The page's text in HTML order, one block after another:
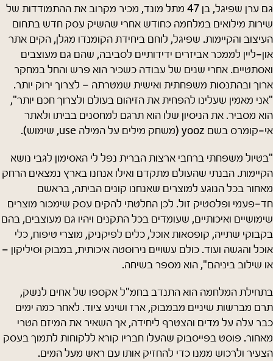
גם ערן שפיגל, בן 47 מתל מונד, מכיר מקרוב את ההתמודדות של
שירות מילואים במלחמה כחודש אחרי שהשיק עסק חדש בתחום
העיצוב והקיימות. שפיגל, לוחם ביחידת הקומנדו מגלן, הקים אתר
און-ליין לממכר אביזרים ידידותיים לסביבה, שהם גם מעוצבים
ואסתטיים. אחרי שנים של עבודה כשכיר הוא פרש והחל במחקר
ארוך ובהתנסות משפחתית ואישית שמטרתה – לצרוך ירוק יותר.
"אני מאמין שעלינו להפחית את הזיהום בעולם ולצרוך חכם יותר",
הוא מסביר. את הניסיון שלו הוא תרגם למחסנים בביתו ולאתר
אי-קומרס בשם yooz (משחק מילים על המילה use, שימוש).
"בטיול משפחתי ברחבי ארצות הברית נפל לי האסימון לגבי נושא
הקיימות. הבנתי שהעולם מתקדם ואילו אנחנו בארץ נמצאים הרחק
מאחור בכל הנוגע למוצרים שאנחנו קונים הביתה, בראשם
חד-פעמי ופלסטיק זול. לכן החלטתי להקים עסק שימכור מוצרים
שימושיים ואיכותיים, שעומדים בכל התקנים ויהיו גם מעוצבים, בהם
בקבוקי שתייה, קופסאות אוכל, כלים לפיקניק, מוצרי טיפוח, כלי
אוכל והגשה ועוד. כולם עשויים נירוסטה איכותית, במבוק וסיליקון –
או שילוב ביניהם", הוא מספר בשיחה.
בתחילת המלחמה הוא התנדב בחמ"ל אקספו של אחים לנשק,
תרם מברשות שיניים מבמבוק, ארז ושינע ציוד. לאחר כמה ימים
כבר עלה על מדים והצטרף ליחידה, אך השאיר את המיזם הטרי
מאחור. פוסט בפייסבוק שהעלו חבריו קורא ללקוחות לתמוך בעסק
הצעיר ולרכוש ממנו כדי להחזיק אותו עם ראש מעל המים.